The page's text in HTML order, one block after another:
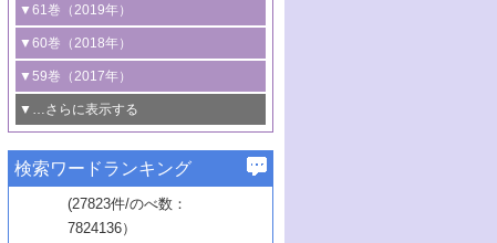
4号 アルコール類の効率的変換を実現す
る非貴金属触媒の研究動向
5号 ゼオライトの合成と応用における研
究動向
6号 ヘテロ接合界面
B号 第135回触媒討論会（2025年）
4号 シンクロトロン放射光および中性子
線を利用した触媒解析技術の最先端
5号 単原子触媒
6号 参照触媒委員会からのお知らせ
B号 第133回触媒討論会（2023年）
触媒材料の開発
4号 格子酸素・格子酸素欠陥を利用した
触媒反応
5号 生体触媒によるエネルギー変換反応
6号 窒素とリンの循環のための触媒・機
能性材料
3号 CO の排出削減および有効活用のた
めの触媒技術
4号 若手による情報発信企画～とびたて
若き触媒の研究者たち～（1）
若き触媒の研究者たち～（2）
6号 石油のノーブル・ユースを志向した
触媒技術
2号 ペロブスカイト
3号 特殊反応場を利用した触媒的分子変
換反応
4号 多孔質材料を用いた触媒の新展開
5号 情報学的手法を用いた触媒開発
6号 カーボンニュートラルに向けた電解
技術
B号 第127回触媒討論会（2021年・オン
ライン開催(Zoom)のみ）
1号 触媒設計を拓く欠陥構造のキャラク
タリゼーション
2号 機能化学品製造に資するクリーンな
触媒的酸化反応
3号 水処理のための触媒化学
4号 光触媒を用いた水分解の最新の研究
動向
5号 次世代の触媒プロセスを支えるマイ
▼61巻（2019年）
1号 物質移動制御に着目した触媒プロセ
ス開発
2号 CO2 フリー水素サプライチェーンに
関わる触媒開発動向
3号 精密高分子合成に関する最近の研究
動向
4号 バイオマス化成品製造のための触媒
▼60巻（2018年）
1号 固体酸触媒の最新の研究動向
2号 二酸化炭素からの有用化学品合成
3号 ナノ粒子・クラスター触媒の最前線
4号 60周年記念企画
5号 進化するゼオライト合成技術
6号 非貴金属系触媒における電気化学的
▼59巻（2017年）
1号 いたるところに，触媒
最先端技術
3号 無機分離膜材料の開発と触媒反応プ
ロセスへの適用
▼…さらに表示する
1号 ユニークな構造の高分子を生み出す触
2号 リグニンからの化成品製造に向けた触
▼57巻（2015年）
1号 水素キャリアにかかわる触媒技術の新
▼56巻（2014年）
検索ワードランキング
(27823件/のべ数：
7824136）